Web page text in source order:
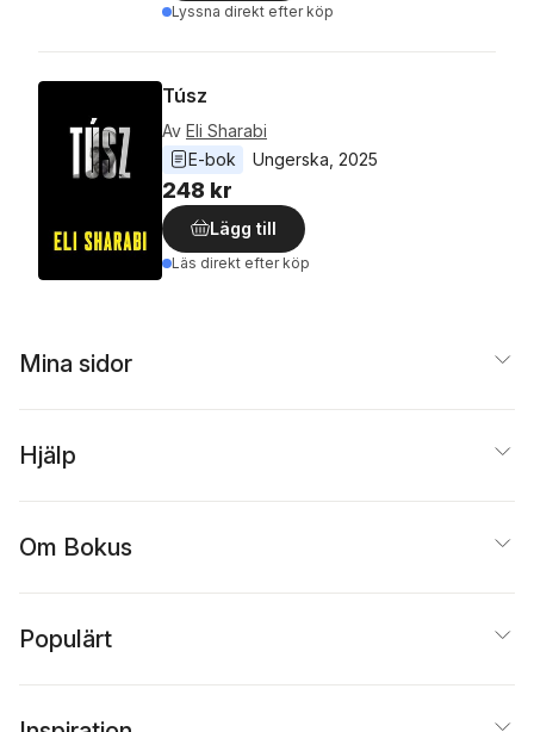
Lyssna direkt efter köp
Túsz
Av Eli Sharabi
E-bok
Ungerska 2025
248 kr
Lägg till
Läs direkt efter köp
Mina sidor
Hjälp
Om Bokus
Populärt